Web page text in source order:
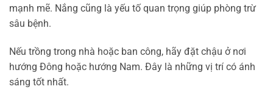
mạnh mẽ. Nắng cũng là yếu tố quan trọng giúp phòng trừ
sâu bệnh.
Nếu trồng trong nhà hoặc ban công, hãy đặt chậu ở nơi
hướng Đông hoặc hướng Nam. Đây là những vị trí có ánh
sáng tốt nhất.